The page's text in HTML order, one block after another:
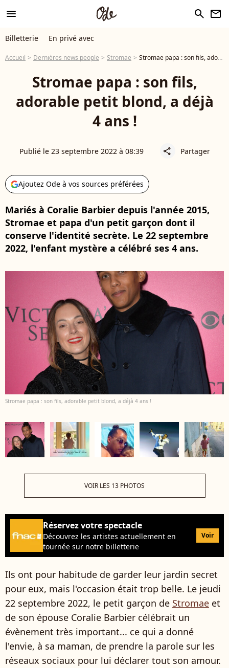
menu search newsletter
Billetterie En privé avec
Accueil Dernières news people Stromae Stromae papa : son fils, adorable petit blond, a déjà 4 ans !
Stromae papa : son fils,
adorable petit blond, a déjà
4 ans !
Publié le 23 septembre 2022 à 08:39 share Partager
Ajoutez Ode à vos sources préférées
Mariés à Coralie Barbier depuis l'année 2015,
Stromae et papa d'un petit garçon dont il
conserve l'identité secrète. Le 22 septembre
2022, l'enfant mystère a célébré ses 4 ans.
Stromae papa : son fils, adorable petit blond, a déjà 4 ans !
VOIR LES 13 PHOTOS
Réservez votre spectacle
Découvrez les artistes actuellement en
tournée sur notre billetterie
Voir
Ils ont pour habitude de garder leur jardin secret
pour eux, mais l'occasion était trop belle. Le jeudi
22 septembre 2022, le petit garçon de Stromae et
de son épouse Coralie Barbier célébrait un
évènement très important... ce qui a donné
l'envie, à sa maman, de prendre la parole sur les
réseaux sociaux pour lui déclarer tout son amour.